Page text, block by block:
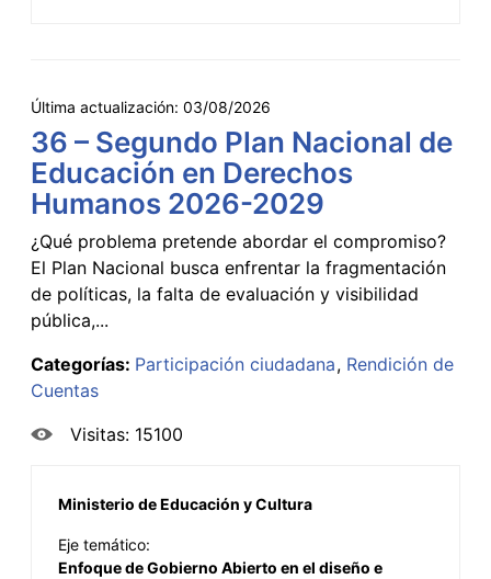
Última actualización: 03/08/2026
36 – Segundo Plan Nacional de
Educación en Derechos
Humanos 2026-2029
¿Qué problema pretende abordar el compromiso?
El Plan Nacional busca enfrentar la fragmentación
de políticas, la falta de evaluación y visibilidad
pública,...
Categorías: Participación ciudadana Rendición de
Cuentas
Visitas: 15100
Ministerio de Educación y Cultura
Eje temático:
Enfoque de Gobierno Abierto en el diseño e